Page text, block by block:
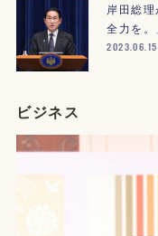
岸田総
全力を。
ビジネス